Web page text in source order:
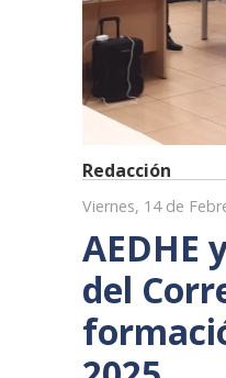
Redacción
Viernes, 14 de
AEDHE
del